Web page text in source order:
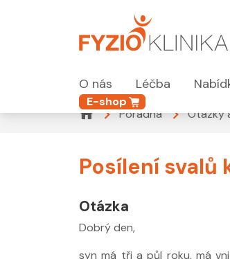
O nás Léčba
E-shop
Poradna
Otázky
Posílení svalů
Otázka
Dobrý den,
syn má tři a půl roku, má